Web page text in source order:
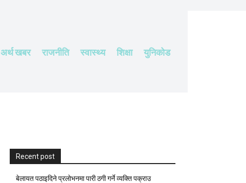
अर्थ खबर राजनीति स्वास्थ्य शिक्षा युनिकोड
Recent post
बेलायत पठाइदिने प्रलाेभनमा पारी ठगी गर्ने व्यक्ति पक्राउ